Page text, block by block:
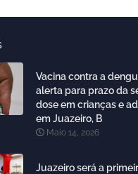
Vacina contra a
alerta para prazo da
dose em crianças e
em Juazeiro, B
Maio 14, 2026
Juazeiro será a